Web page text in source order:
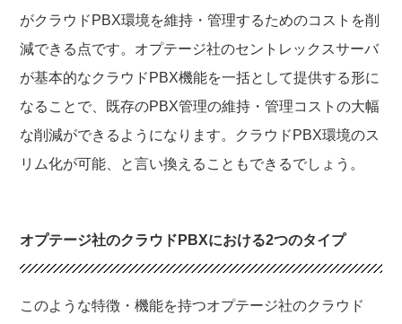
がクラウドPBX環境を維持・管理するためのコストを削
減できる点です。オプテージ社のセントレックスサーバ
が基本的なクラウドPBX機能を一括として提供する形に
なることで、既存のPBX管理の維持・管理コストの大幅
な削減ができるようになります。クラウドPBX環境のス
リム化が可能、と言い換えることもできるでしょう。
オプテージ社のクラウドPBXにおける2つのタイプ
このような特徴・機能を持つオプテージ社のクラウド